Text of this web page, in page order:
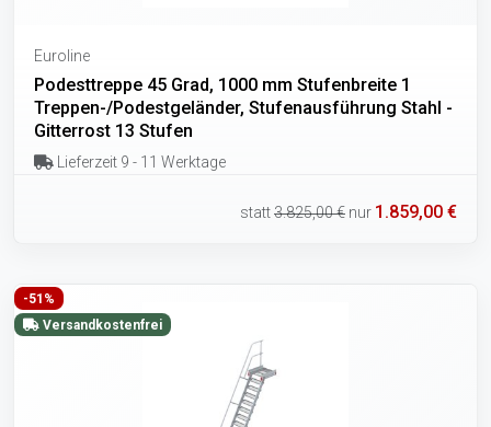
Euroline
Podesttreppe 45 Grad, 1000 mm Stufenbreite 1
Treppen-/Podestgeländer, Stufenausführung Stahl -
Gitterrost 13 Stufen
Lieferzeit 9 - 11 Werktage
statt3.825,00 € nur 1.859,00 €
-51%
Versandkostenfrei